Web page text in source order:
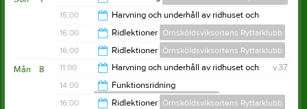
23:00
15:00
15:00
Harvning och underhåll av ridhuset och
utebanor sommartid
Örnsköldsviksortens Ryttarklubb
16:00
16:00 Ridlektioner Örnsköldsviksortens Ryttarklubb
20:00
16:00 Ridlektioner Örnsköldsviksortens Ryttarklubb
20:00
8
Mån v.37
11:00
Harvning och underhåll av ridhuset och
utebanor sommartid
Örnsköldsviksortens Ryttarklubb
12:00
14:00
Funktionsridning
Örnsköldsviksortens Ryttarklubb
16:00 Ridlektioner Örnsköldsviksortens Ryttarklubb